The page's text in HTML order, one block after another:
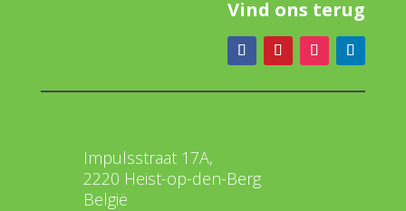
Vind ons terug
Impulsstraat 17A,
2220 Heist-op-den-Berg
België